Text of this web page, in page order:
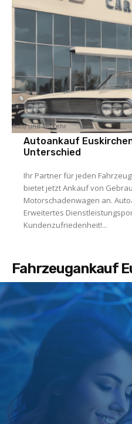
Auto und Verkehr
Autoankauf
Unterschied
Ihr Partner für jeden
bietet jetzt Ankauf von
Motorschadenwagen an.
Erweitertes
Kundenzufriedenheit!...
Fahrzeugankauf